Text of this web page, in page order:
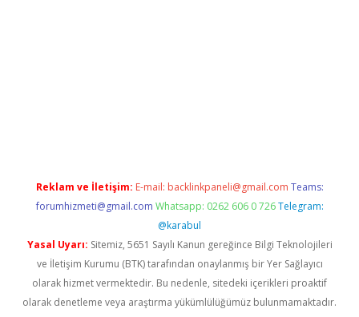
Reklam ve İletişim: E-mail: backlinkpaneli@gmail.com Teams:
forumhizmeti@gmail.com Whatsapp: 0262 606 0 726 Telegram:
@karabul
Yasal Uyarı: Sitemiz, 5651 Sayılı Kanun gereğince Bilgi Teknolojileri
ve İletişim Kurumu (BTK) tarafından onaylanmış bir Yer Sağlayıcı
olarak hizmet vermektedir. Bu nedenle, sitedeki içerikleri proaktif
olarak denetleme veya araştırma yükümlülüğümüz bulunmamaktadır.